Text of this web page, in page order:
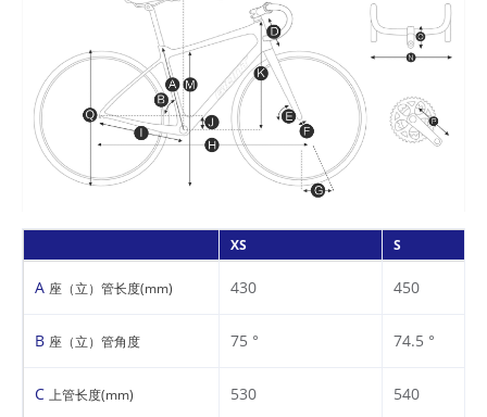
XS S
A 座（立）管长度(mm) 430 450
B 座（立）管角度 75 ° 74.5 °
C 上管长度(mm) 530 540